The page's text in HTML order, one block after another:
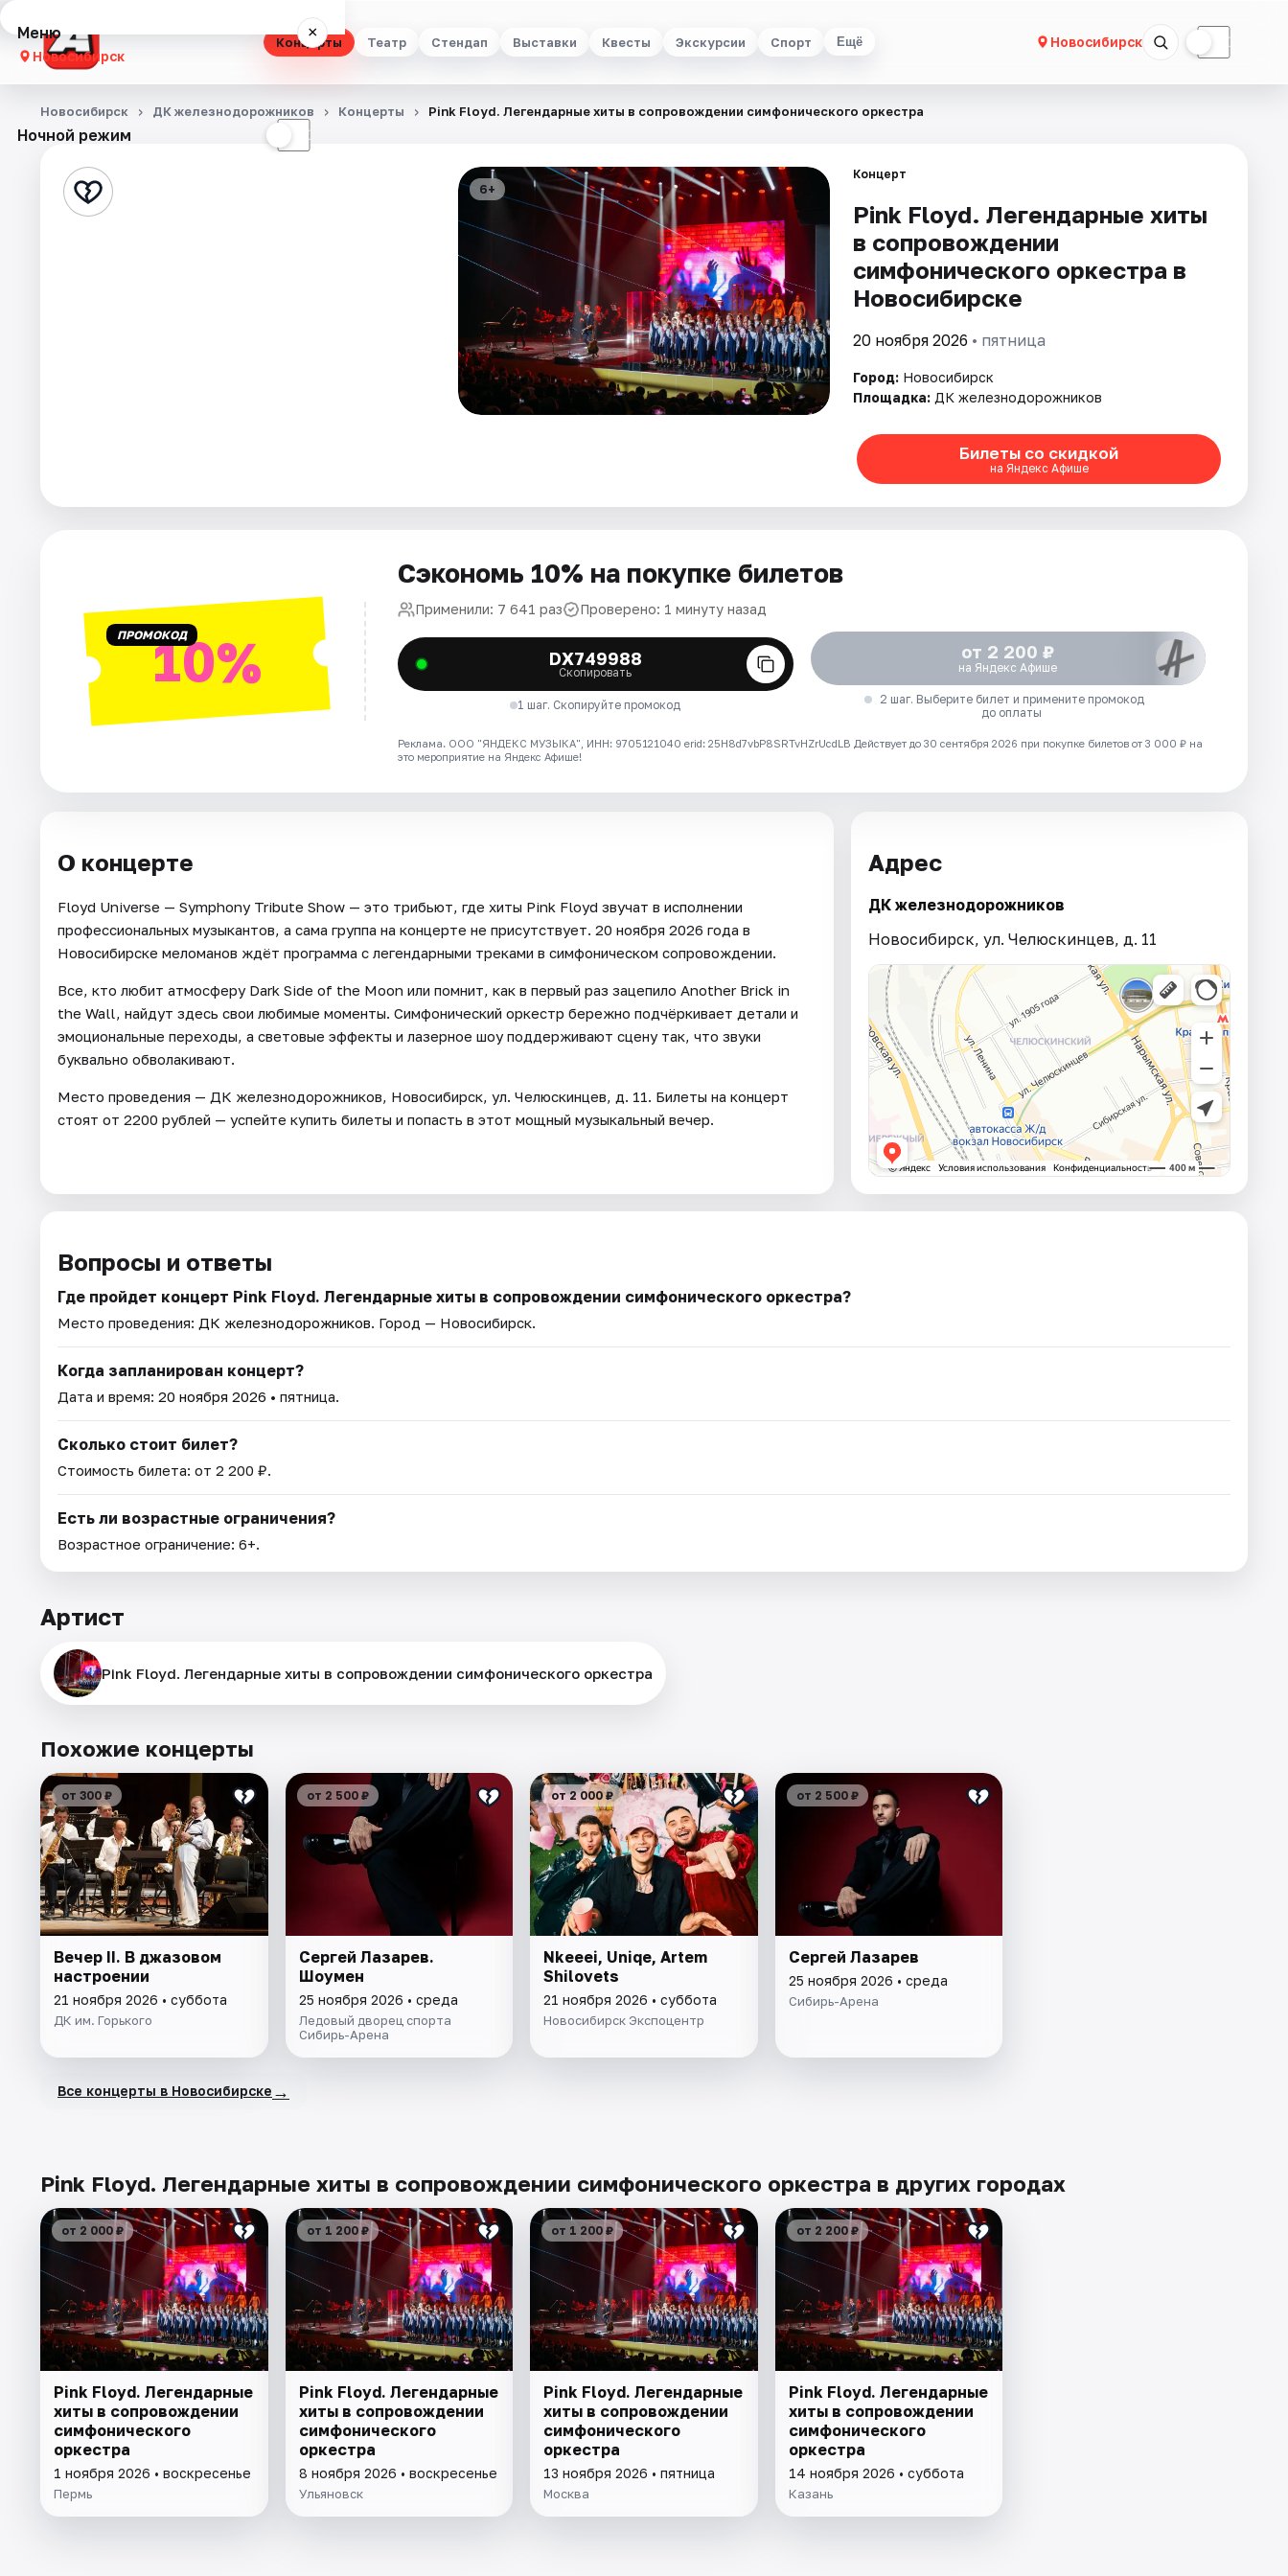
Концерты Театр Стендап Выставки Квесты Экскурсии Спорт Ещё Новосибирск ☾
Меню ×
Новосибирск
Концерты
Стендап
Рейтинги
Ночной режим ☾
Новосибирск ДК железнодорожников Концерты Pink Floyd. Легендарные хиты в сопровождении симфонического оркестра
6+
Концерт
Pink Floyd. Легендарные хиты
в сопровождении
симфонического оркестра в
Новосибирске
20 ноября 2026 • пятница
Город: Новосибирск
Площадка: ДК железнодорожников
Билеты со скидкой
на Яндекс Афише
ПРОМОКОД10%
Сэкономь 10% на покупке билетов
Применили: 7 641 раз Проверено: 1 минуту назад
DX749988
Скопировать
1 шаг. Скопируйте промокод
от 2 200 ₽
на Яндекс Афише
2 шаг. Выберите билет и примените промокод
до оплаты
Реклама. ООО "ЯНДЕКС МУЗЫКА", ИНН: 9705121040 erid: 25H8d7vbP8SRTvHZrUcdLB Действует до 30 сентября 2026 при покупке билетов от 3 000 ₽ на
это мероприятие на Яндекс Афише!
О концерте
Floyd Universe — Symphony Tribute Show — это трибьют, где хиты Pink Floyd звучат в исполнении
профессиональных музыкантов, а сама группа на концерте не присутствует. 20 ноября 2026 года в
Новосибирске меломанов ждёт программа с легендарными треками в симфоническом сопровождении.
Все, кто любит атмосферу Dark Side of the Moon или помнит, как в первый раз зацепило Another Brick in
the Wall, найдут здесь свои любимые моменты. Симфонический оркестр бережно подчёркивает детали и
эмоциональные переходы, а световые эффекты и лазерное шоу поддерживают сцену так, что звуки
буквально обволакивают.
Место проведения — ДК железнодорожников, Новосибирск, ул. Челюскинцев, д. 11. Билеты на концерт
стоят от 2200 рублей — успейте купить билеты и попасть в этот мощный музыкальный вечер.
Адрес
ДК железнодорожников
Новосибирск, ул. Челюскинцев, д. 11
Вопросы и ответы
Где пройдет концерт Pink Floyd. Легендарные хиты в сопровождении симфонического оркестра?
Место проведения: ДК железнодорожников. Город — Новосибирск.
Когда запланирован концерт?
Дата и время: 20 ноября 2026 • пятница.
Сколько стоит билет?
Стоимость билета: от 2 200 ₽.
Есть ли возрастные ограничения?
Возрастное ограничение: 6+.
Артист
Pink Floyd. Легендарные хиты в сопровождении симфонического оркестра
Похожие концерты
от 300 ₽
Вечер II. В джазовом
настроении
21 ноября 2026 • суббота
ДК им. Горького
от 2 500 ₽
Сергей Лазарев.
Шоумен
25 ноября 2026 • среда
Ледовый дворец спорта
Сибирь-Арена
от 2 000 ₽
Nkeeei, Uniqe, Artem
Shilovets
21 ноября 2026 • суббота
Новосибирск Экспоцентр
от 2 500 ₽
Сергей Лазарев
25 ноября 2026 • среда
Сибирь-Арена
Все концерты в Новосибирске →
Pink Floyd. Легендарные хиты в сопровождении симфонического оркестра в других городах
от 2 000 ₽
Pink Floyd. Легендарные
хиты в сопровождении
симфонического
оркестра
1 ноября 2026 • воскресенье
Пермь
от 1 200 ₽
Pink Floyd. Легендарные
хиты в сопровождении
симфонического
оркестра
8 ноября 2026 • воскресенье
Ульяновск
от 1 200 ₽
Pink Floyd. Легендарные
хиты в сопровождении
симфонического
оркестра
13 ноября 2026 • пятница
Москва
от 2 200 ₽
Pink Floyd. Легендарные
хиты в сопровождении
симфонического
оркестра
14 ноября 2026 • суббота
Казань